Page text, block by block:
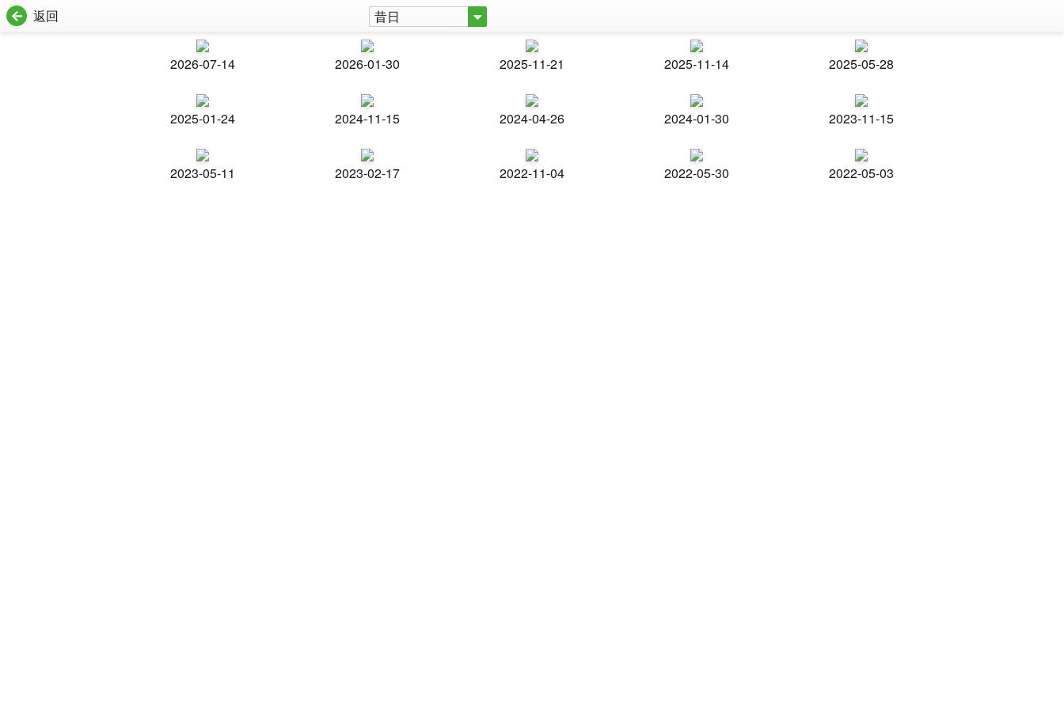
返回 昔日
2026-07-14 2026-01-30 2025-11-21 2025-11-14 2025-05-28
2025-01-24 2024-11-15 2024-04-26 2024-01-30 2023-11-15
2023-05-11 2023-02-17 2022-11-04 2022-05-30 2022-05-03